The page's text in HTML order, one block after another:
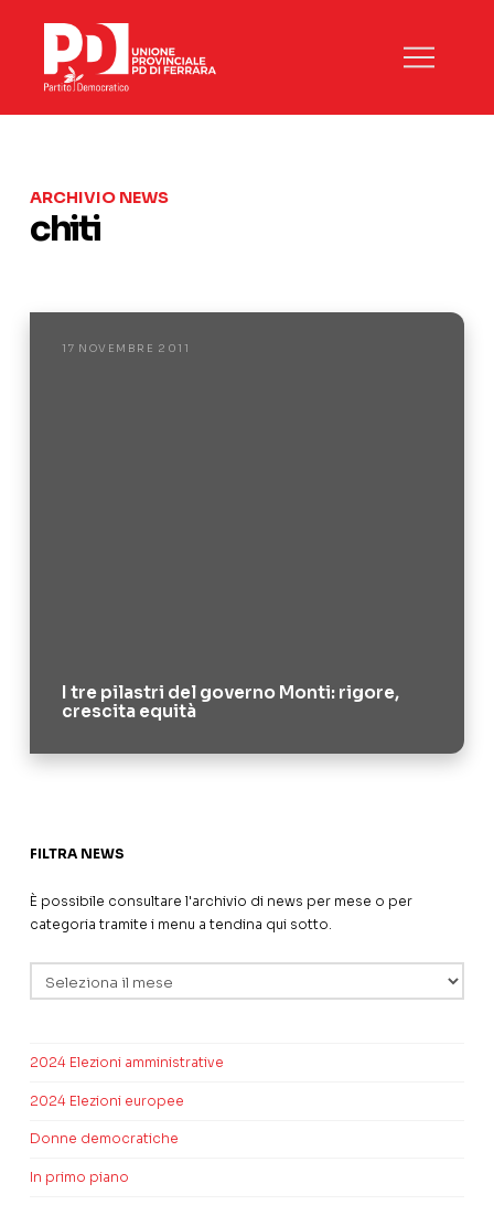
ARCHIVIO NEWS
chiti
17 NOVEMBRE 2011
I tre pilastri del governo Monti: rigore,
crescita equità
FILTRA NEWS
È possibile consultare l'archivio di news per mese o per
categoria tramite i menu a tendina qui sotto.
2024 Elezioni amministrative
2024 Elezioni europee
Donne democratiche
In primo piano